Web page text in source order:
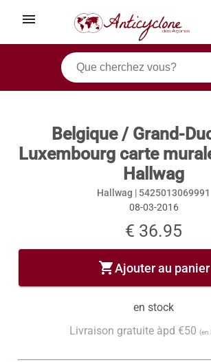
menu
Belgique / Grand-
Luxembourg carte
Hallwag
Hallwag | 5425013069991
08-03-2016
€ 36.95
shopping_cartAjouter au panier
en stock
Livraison gratuite àpd €50 (en